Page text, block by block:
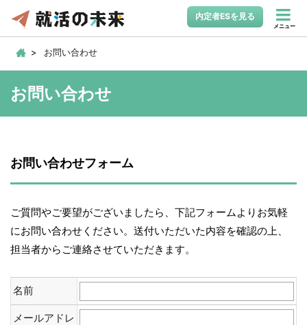
内定者ESを見る
メニュー
お問い合わせ
お問い合わせ
お問い合わせフォーム
ご質問やご要望がございましたら、下記フォームよりお気軽
にお問い合わせください。送付いただいた内容を確認の上、
担当者からご連絡させていただきます。
名前
メールアドレ